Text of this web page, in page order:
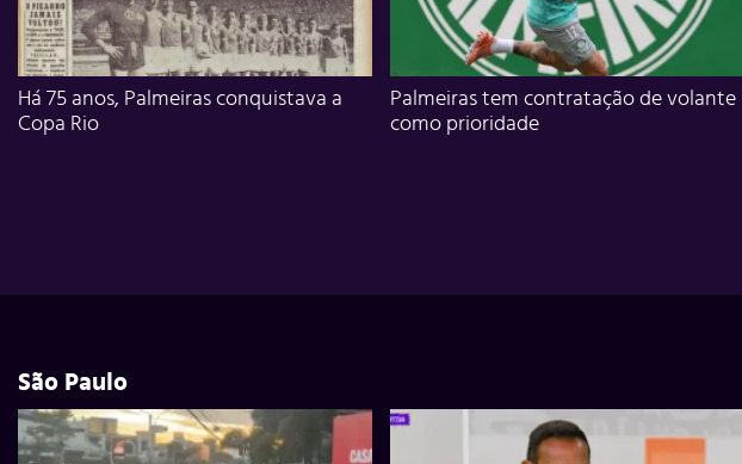
Há 75 anos, Palmeiras conquistava a
Copa Rio
Palmeiras tem contratação de volante
como prioridade
São Paulo